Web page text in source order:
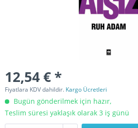
12,54 € *
Fiyatlara KDV dahildir. Kargo Ücretleri
Bugün gönderilmek için hazır,
Teslim süresi yaklaşık olarak 3 iş günü